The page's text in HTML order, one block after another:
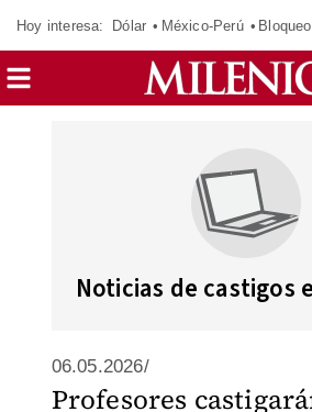
Hoy interesa: Dólar México-Perú
Noticias de castigos
06.05.2026/
Profesores